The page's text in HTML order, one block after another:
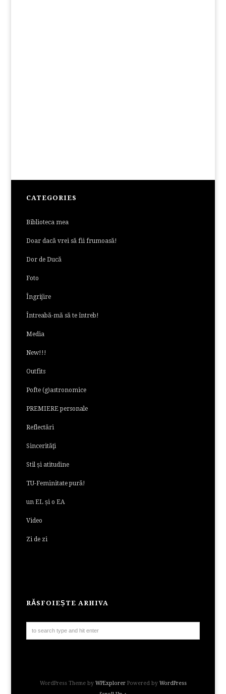
CATEGORIES
Biblioteca mea
Doar dacă vrei să fii frumoasă!
Dor de Ducă
Foto
Îngrijire
Întreabă-mă să te întreb!
Media
New!!!
Outfits
Pofte (g)astronomice
PREMIERE personale
Reflectări
Sincerităţi
Stil și atitudine
TU-Feminitate pură!
un EL și o EA
Video
Zi de zi
RĂSFOIEȘTE ARHIVA
WordPress Theme by WPExplorerPowered by WordPress